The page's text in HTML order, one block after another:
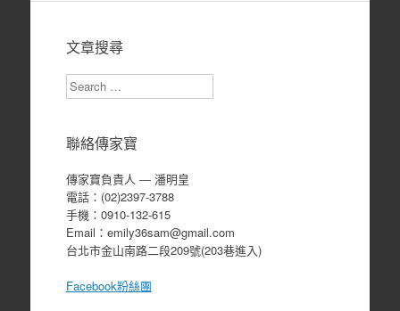
文章搜尋
Search
聯絡傳家寶
傳家寶負責人 ― 潘明皇
電話：(02)2397-3788
手機：0910-132-615
Email：emily36sam@gmail.com
台北市金山南路二段209號(203巷進入)
Facebook粉絲團